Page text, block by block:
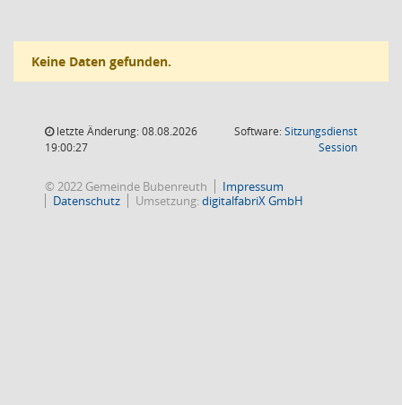
Keine Daten gefunden.
letzte Änderung: 08.08.2026
19:00:27
Software:Sitzungsdienst
Session(Wird in
© 2022 Gemeinde Bubenreuth
Impressum
Datenschutz
Umsetzung:digitalfabriX GmbH